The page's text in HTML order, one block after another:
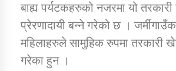
बाह्य पर्यटकहरुको नजरमा यो
प्रेरणादायी बन्ने गरेको छ ।
महिलाहरुले सामुहिक रुपमा तरकारी
गरेका हुन ।